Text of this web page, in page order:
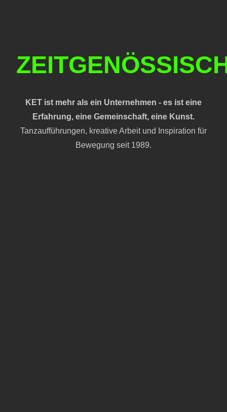
KET ist mehr als ein Unternehmen - es ist eine
Erfahrung, eine Gemeinschaft, eine Kunst.
Tanzaufführungen, kreative Arbeit und Inspiration für
Bewegung seit 1989.